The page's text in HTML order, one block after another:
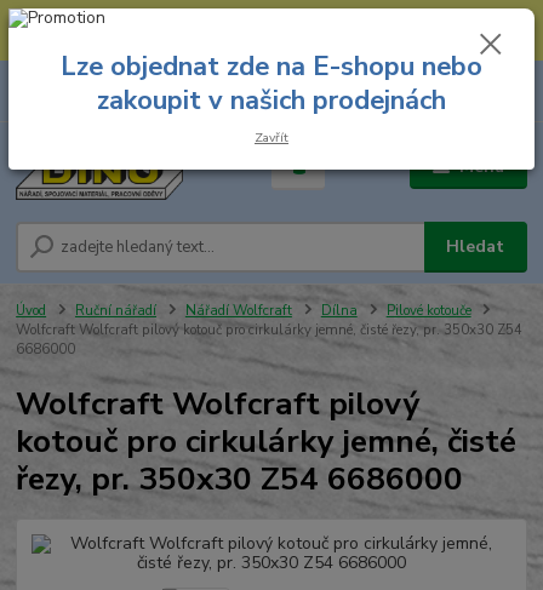
--- Spojovací materiál: 774 431 045 --- Prodejna nářadí: 731 449 423 --
Menu
Hledat
8.00 hod. - 16.00 hod.
za
Úvod Ruční nářadí Nářadí Wolfcraft Dílna
Pilové kotouče
Wolfcraft Wolfcraft pilový kotouč pro cirkulárky jemné, čisté řezy, pr. 350x30 Z54
6686000
Wolfcraft Wolfcraft pilový
kotouč pro cirkulárky jemné, čisté
řezy, pr. 350x30 Z54 6686000
Lze objednat zde na E-shopu nebo
zakoupit v našich prodejnách
Zavřít